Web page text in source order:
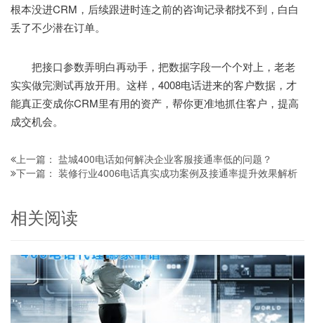
根本没进CRM，后续跟进时连之前的咨询记录都找不到，白白
丢了不少潜在订单。
把接口参数弄明白再动手，把数据字段一个个对上，老老
实实做完测试再放开用。这样，4008电话进来的客户数据，才
能真正变成你CRM里有用的资产，帮你更准地抓住客户，提高
成交机会。
上一篇： 盐城400电话如何解决企业客服接通率低的问题？
下一篇： 装修行业4006电话真实成功案例及接通率提升效果解析
相关阅读